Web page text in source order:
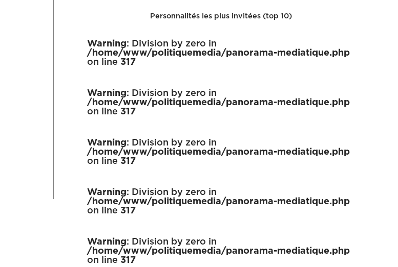
Personnalités les plus invitées (top 10)
Warning: Division by zero in
/home/www/politiquemedia/panorama-mediatique.php
on line 317
Warning: Division by zero in
/home/www/politiquemedia/panorama-mediatique.php
on line 317
Warning: Division by zero in
/home/www/politiquemedia/panorama-mediatique.php
on line 317
Warning: Division by zero in
/home/www/politiquemedia/panorama-mediatique.php
on line 317
Warning: Division by zero in
/home/www/politiquemedia/panorama-mediatique.php
on line 317